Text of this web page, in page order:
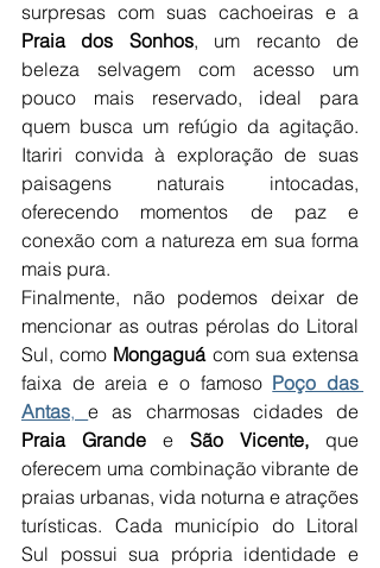
surpresas com suas cachoeiras e a
Praia dos Sonhos, um recanto de
beleza selvagem com acesso um
pouco mais reservado, ideal para
quem busca um refúgio da agitação.
Itariri convida à exploração de suas
paisagens naturais intocadas,
oferecendo momentos de paz e
conexão com a natureza em sua forma
mais pura.
Finalmente, não podemos deixar de
mencionar as outras pérolas do Litoral
Sul, como Mongaguá com sua extensa
faixa de areia e o famoso Poço das
Antas,
Praia Grande e São Vicente, que
oferecem uma combinação vibrante de
praias urbanas, vida noturna e atrações
turísticas. Cada município do Litoral
Sul possui sua própria identidade e